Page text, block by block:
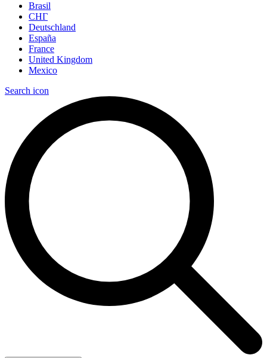
Brasil
СНГ
Deutschland
España
France
United Kingdom
Mexico
Search icon